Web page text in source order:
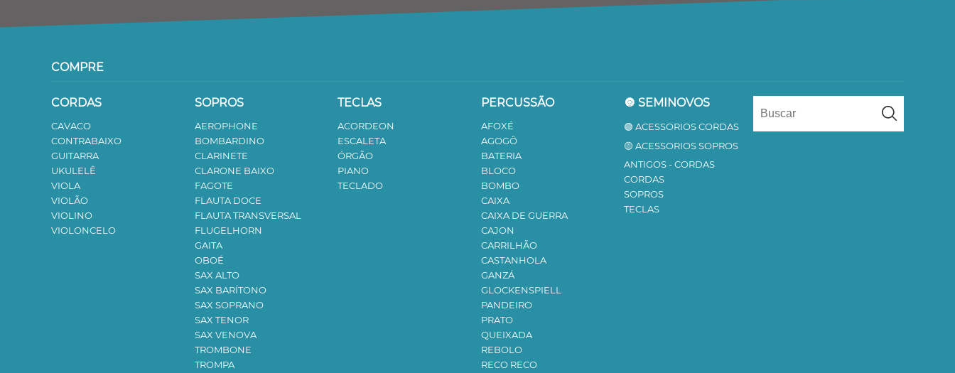
COMPRE
CORDAS
CAVACO
CONTRABAIXO
GUITARRA
UKULELÊ
VIOLA
VIOLÃO
VIOLINO
VIOLONCELO
SOPROS
AEROPHONE
BOMBARDINO
CLARINETE
CLARONE BAIXO
FAGOTE
FLAUTA DOCE
FLAUTA TRANSVERSAL
FLUGELHORN
GAITA
OBOÉ
SAX ALTO
SAX BARÍTONO
SAX SOPRANO
SAX TENOR
SAX VENOVA
TROMBONE
TROMPA
TECLAS
ACORDEON
ESCALETA
ÓRGÃO
PIANO
TECLADO
PERCUSSÃO
AFOXÉ
AGOGÔ
BATERIA
BLOCO
BOMBO
CAIXA
CAIXA DE GUERRA
CAJON
CARRILHÃO
CASTANHOLA
GANZÁ
GLOCKENSPIELL
PANDEIRO
PRATO
QUEIXADA
REBOLO
RECO RECO
🔘 SEMINOVOS
🟢 ACESSORIOS CORDAS
🟡 ACESSORIOS SOPROS
ANTIGOS - CORDAS
CORDAS
SOPROS
TECLAS